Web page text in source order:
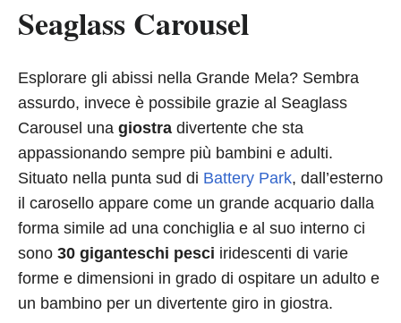
Seaglass Carousel
Esplorare gli abissi nella Grande Mela? Sembra
assurdo, invece è possibile grazie al Seaglass
Carousel una giostra divertente che sta
appassionando sempre più bambini e adulti.
Situato nella punta sud di Battery Park, dall’esterno
il carosello appare come un grande acquario dalla
forma simile ad una conchiglia e al suo interno ci
sono 30 giganteschi pesci iridescenti di varie
forme e dimensioni in grado di ospitare un adulto e
un bambino per un divertente giro in giostra.